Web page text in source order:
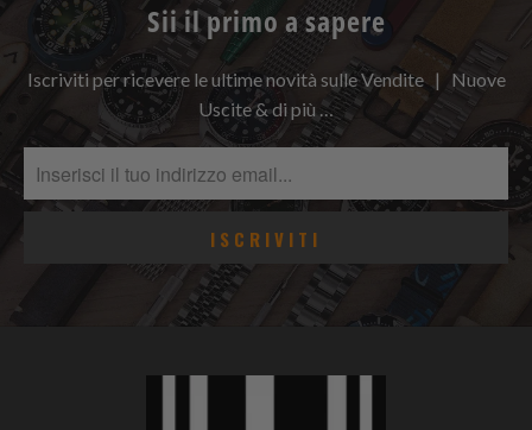
Sii il primo a sapere
Iscriviti per ricevere le ultime novità sulle Vendite | Nuove
Uscite & di più …